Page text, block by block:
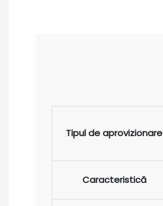
Tipul de aprovizionare
Caracteristică